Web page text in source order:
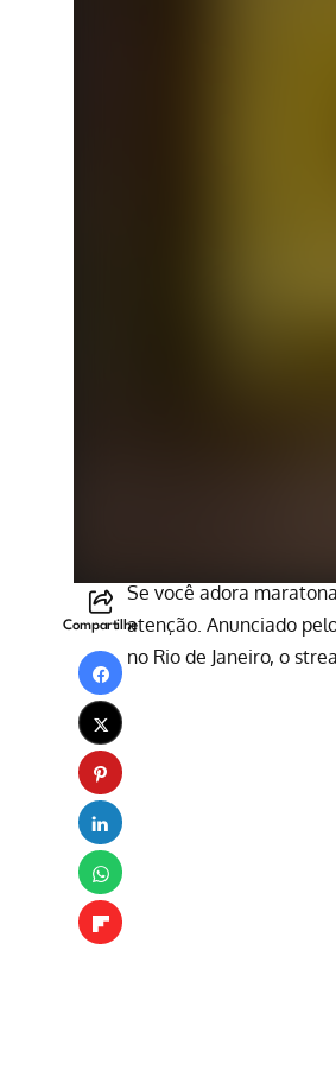
Compartilhe
Se você adora
atenção. Anunciado
no Rio de Janeiro, o